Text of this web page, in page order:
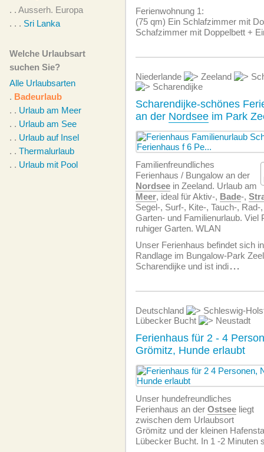
. . Ausserh. Europa
. . . Sri Lanka
Welche Urlaubsart
suchen Sie?
Alle Urlaubsarten
. Badeurlaub
. . Urlaub am Meer
. . Urlaub am See
. . Urlaub auf Insel
. . Thermalurlaub
. . Urlaub mit Pool
Ferien­wohnung 1:
(75 qm) Ein Schlafzimmer mit
Schafzimmer mit Doppelbett +
Niederlande Zeeland
Scharendijke
Scharendijke-schönes
an der Nordsee im Park
Familien­freundliches
Ferienhaus / Bungalow an der
Nordsee in Zeeland. Urlaub am
Meer, ideal für Aktiv-, Bade-,
Segel-, Surf-, Kite-, Tauch-, Rad-
Garten- und Familienurlaub. Viel
ruhiger Garten. WLAN
Unser Ferienhaus befindet sich
Randlage im Bungalow-Park
Scharendijke und ist indi...
Deutschland
Schleswig-
Lübecker Bucht
Neustadt
Ferienhaus für 2 - 4
Grömitz, Hunde erlaubt
Unser hundefreundliches
Ferienhaus an der Ostsee liegt
zwischen dem Urlaubsort
Grömitz und der kleinen
Lübecker Bucht. In 1 -2 Minuten